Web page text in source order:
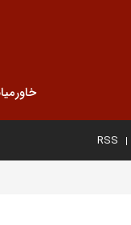
RSS